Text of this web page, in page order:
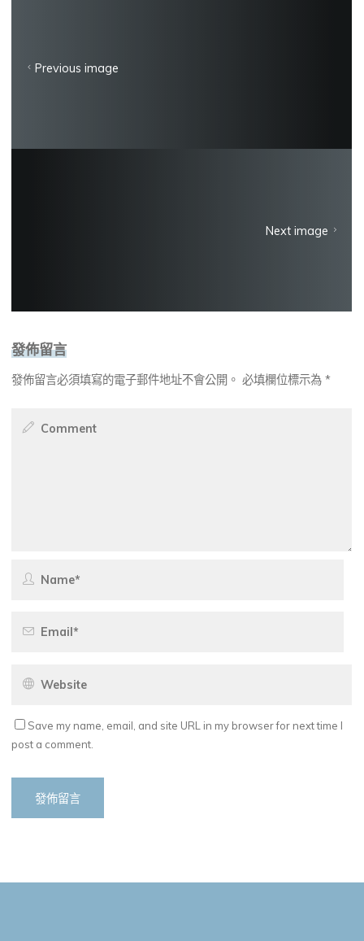
Previous image
Next image
發佈留言
發佈留言必須填寫的電子郵件地址不會公開。 必填欄位標示為*
Save my name, email, and site URL in my browser for next time I
post a comment.